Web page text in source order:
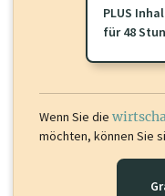
PLUS
für 48
Wenn Sie die
möchten, können Sie